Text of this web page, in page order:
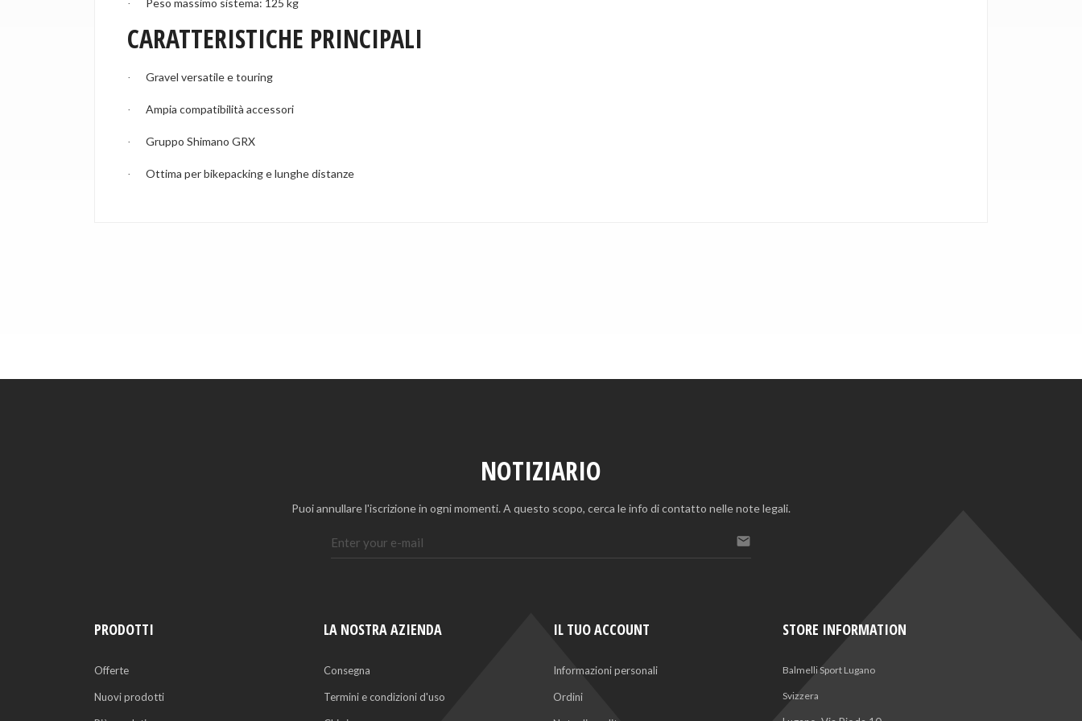
· Peso massimo sistema: 125 kg
CARATTERISTICHE PRINCIPALI
· Gravel versatile e touring
· Ampia compatibilità accessori
· Gruppo Shimano GRX
· Ottima per bikepacking e lunghe distanze
NOTIZIARIO
Puoi annullare l'iscrizione in ogni momenti. A questo scopo, cerca le info di contatto nelle note legali.

PRODOTTI
Offerte
Nuovi prodotti
LA NOSTRA AZIENDA
Consegna
Termini e condizioni d'uso
IL TUO ACCOUNT
Informazioni personali
Ordini
STORE INFORMATION
Balmelli Sport Lugano
Svizzera